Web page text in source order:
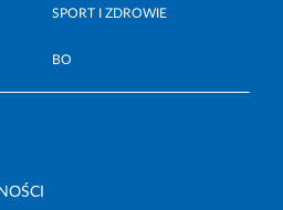
SPORT I ZDROWIE
BO